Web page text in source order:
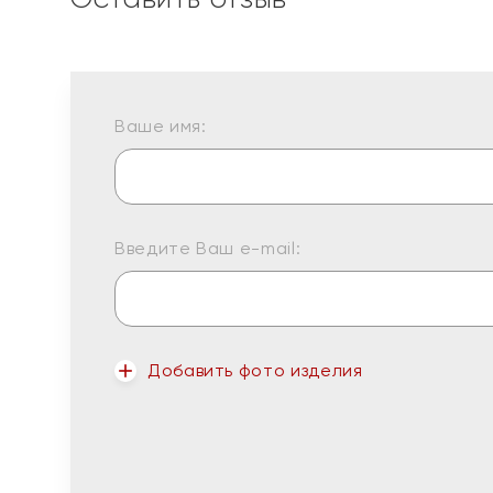
Ваше имя:
Введите Ваш e-mail:
Добавить фото изделия